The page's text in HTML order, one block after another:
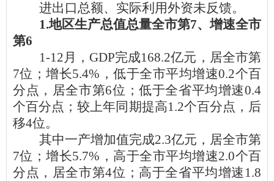
进出口总额、实际利用外资未反馈。
1.地区生产总值总量全市第7、增速全市
第6
1-12月， GDP完成168.2亿元，居全市第
7位； 增长5.4%，低于全市平均增速0.2个百
分点，居全市第6位； 低于全省平均增速0.4
个百分点；较上年同期提高1.2个百分点，后
移4位。
其中一产增加值完成2.3亿元，居全市第
7位；增长5.7%，高于全市平均增速2.0个百
分点，居全市第4位； 高于全省平均增速1.8